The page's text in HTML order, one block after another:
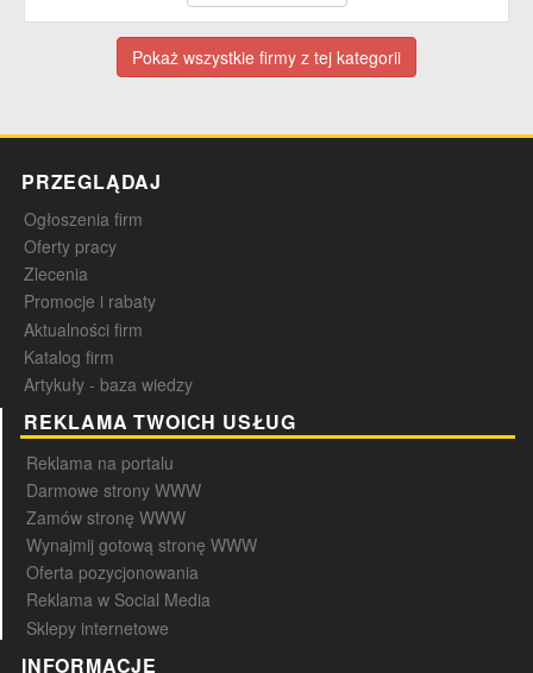
Pokaż wszystkie firmy z tej kategorii
PRZEGLĄDAJ
Ogłoszenia firm
Oferty pracy
Zlecenia
Promocje i rabaty
Aktualności firm
Katalog firm
Artykuły - baza wiedzy
REKLAMA TWOICH USŁUG
Reklama na portalu
Darmowe strony WWW
Zamów stronę WWW
Wynajmij gotową stronę WWW
Oferta pozycjonowania
Reklama w Social Media
Sklepy internetowe
INFORMACJE